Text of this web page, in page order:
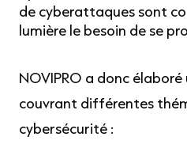
de cyberattaques sont
lumière le besoin de se
NOVIPRO a donc
couvrant différentes
cybersécurité :